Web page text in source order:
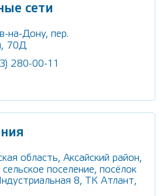
cети
на-Дону, пер.
70Д
280-00-11
область, Аксайский район,
поселение, посёлок
8, ТК Атлант,